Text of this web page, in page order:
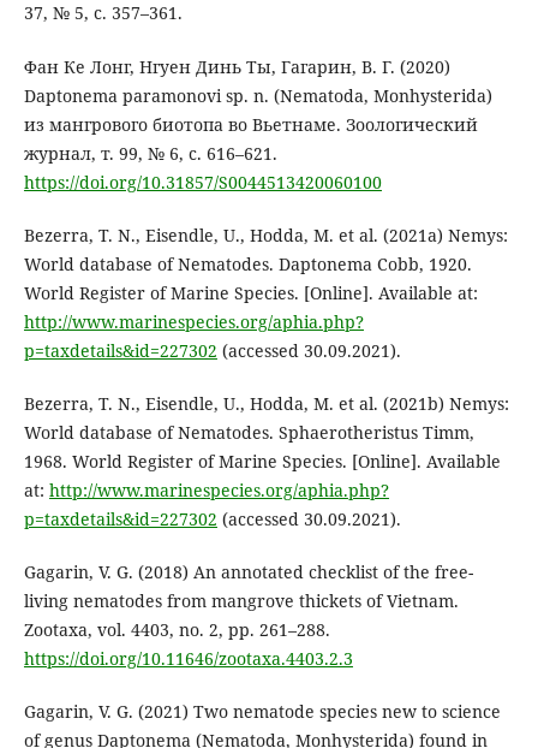
37, № 5, с. 357–361.
Фан Ке Лонг, Нгуен Динь Ты, Гагарин, В. Г. (2020)
Daptonema paramonovi sp. n. (Nematoda, Monhysterida)
из мангрового биотопа во Вьетнаме. Зоологический
журнал, т. 99, № 6, с. 616–621.
https://doi.org/10.31857/S0044513420060100
Bezerra, T. N., Eisendle, U., Hodda, M. et al. (2021a) Nemys:
World database of Nematodes. Daptonema Cobb, 1920.
World Register of Marine Species. [Online]. Available at:
http://www.marinespecies.org/aphia.php?
p=taxdetails&id=227302 (accessed 30.09.2021).
Bezerra, T. N., Eisendle, U., Hodda, M. et al. (2021b) Nemys:
World database of Nematodes. Sphaerotheristus Timm,
1968. World Register of Marine Species. [Online]. Available
at: http://www.marinespecies.org/aphia.php?
p=taxdetails&id=227302 (accessed 30.09.2021).
Gagarin, V. G. (2018) An annotated checklist of the free-
living nematodes from mangrove thickets of Vietnam.
Zootaxa, vol. 4403, no. 2, pp. 261–288.
https://doi.org/10.11646/zootaxa.4403.2.3
Gagarin, V. G. (2021) Two nematode species new to science
of genus Daptonema (Nematoda, Monhysterida) found in